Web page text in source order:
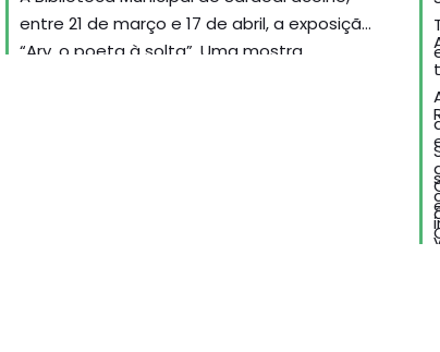
entre 21 de março e 17 de abril, a exposição
“Ary, o poeta à solta”. Uma mostra